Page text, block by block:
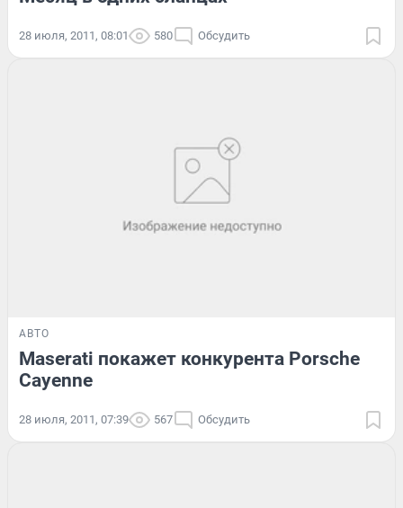
28 июля, 2011, 08:01 580 Обсудить
АВТО
Maserati покажет конкурента Porsche
Cayenne
28 июля, 2011, 07:39 567 Обсудить